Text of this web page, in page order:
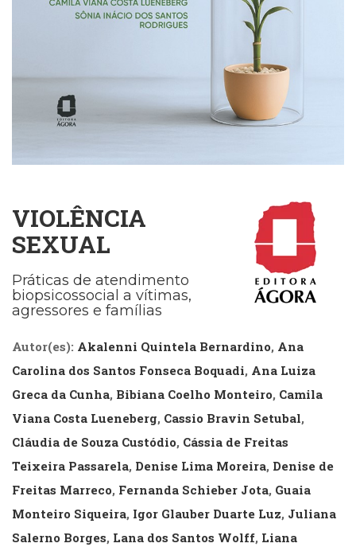
Cinema
(232)
Corpo
Interior
(222)
Criatividade
Culinária,
Alimentação
(14)
Negócios
(31)
(278)
Educação
Especial
Fisioterapia
(47)
Fonoaudiologia
Gestalt-
VIOLÊNCIA
SEXUAL
Práticas de atendimento
biopsicossocial a vítimas,
agressores e famílias
Autor(es): Akalenni Quintela Bernardino, Ana
Carolina dos Santos Fonseca Boquadi, Ana Luiza
Greca da Cunha, Bibiana Coelho Monteiro, Camila
Viana Costa Lueneberg, Cassio Bravin Setubal,
Cláudia de Souza Custódio, Cássia de Freitas
Teixeira Passarela, Denise Lima Moreira, Denise de
Freitas Marreco, Fernanda Schieber Jota, Guaia
Monteiro Siqueira, Igor Glauber Duarte Luz, Juliana
Salerno Borges, Lana dos Santos Wolff, Liana